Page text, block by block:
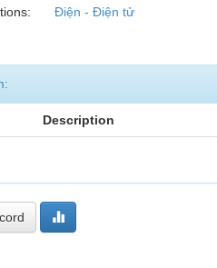
Điện - Điện tử
Description